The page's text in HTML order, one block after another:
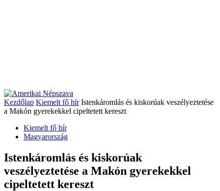
Kezdőlap Kiemelt fő hír Istenkáromlás és kiskorúak veszélyeztetése
a Makón gyerekekkel cipeltetett kereszt
Kiemelt fő hír
Magyarország
Istenkáromlás és kiskorúak
veszélyeztetése a Makón gyerekekkel
cipeltetett kereszt